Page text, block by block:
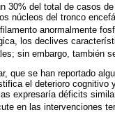
30% del total de casos
núcleos del tronco
anormalmente
los declives
sin embargo, también
que se han reportado
el deterioro cognitivo
expresaría déficits
en las intervenciones